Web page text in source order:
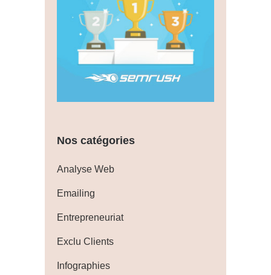
Nos catégories
Analyse Web
Emailing
Entrepreneuriat
Exclu Clients
Infographies